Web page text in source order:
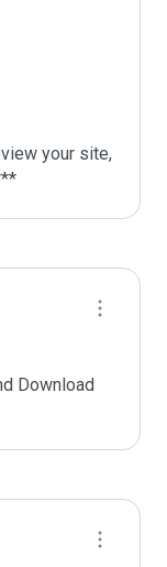
your site,
Download